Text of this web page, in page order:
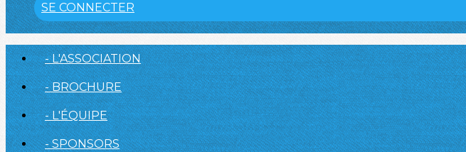
SE CONNECTER
- L'ASSOCIATION
- BROCHURE
- L'ÉQUIPE
- SPONSORS